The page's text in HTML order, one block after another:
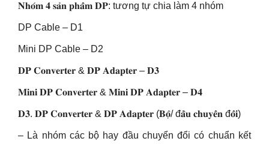
𝐍𝐡𝐨́𝐦 𝟒 𝐬𝐚̉𝐧 𝐩𝐡𝐚̂̉𝐦 𝐃𝐏: tương tự chia làm 4 nhóm
DP Cable – D1
Mini DP Cable – D2
𝐃𝐏 𝐂𝐨𝐧𝐯𝐞𝐫𝐭𝐞𝐫 & 𝐃𝐏 𝐀𝐝𝐚𝐩𝐭𝐞𝐫 – 𝐃𝟑
𝐌𝐢𝐧𝐢 𝐃𝐏 𝐂𝐨𝐧𝐯𝐞𝐫𝐭𝐞𝐫 & 𝐌𝐢𝐧𝐢 𝐃𝐏 𝐀𝐝𝐚𝐩𝐭𝐞𝐫 – 𝐃𝟒
𝐃𝟑. 𝐃𝐏 𝐂𝐨𝐧𝐯𝐞𝐫𝐭𝐞𝐫 & 𝐃𝐏 𝐀𝐝𝐚𝐩𝐭𝐞𝐫 (𝐁𝐨̣̂/ đ𝐚̂̀𝐮 𝐜𝐡𝐮𝐲𝐞̂̉𝐧 đ𝐨̂̉𝐢)
– Là nhóm các bộ hay đầu chuyển đổi có chuẩn kết